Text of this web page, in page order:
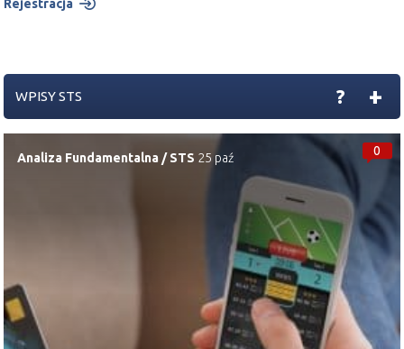
Rejestracja
WPISY STS +
?
0
Analiza Fundamentalna /STS 25 paź